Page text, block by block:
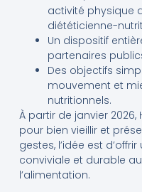
activité physique
diététicienne-
Un dispositif
partenaires
Des objectifs
mouvement et
nutritionnels.
À partir de janvier
pour bien vieillir et
gestes, l’idée est
conviviale et durable
l’alimentation.